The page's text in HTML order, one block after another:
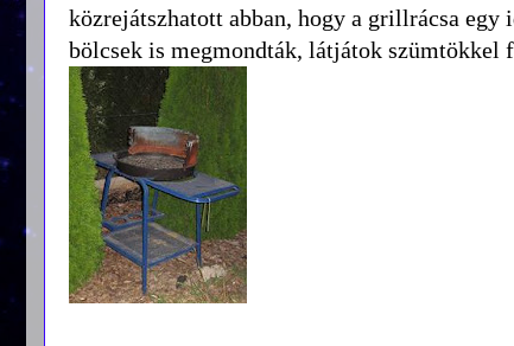
közrejátszhatott abban, hogy a grillrácsa
bölcsek is megmondták, látjátok szümtökkel